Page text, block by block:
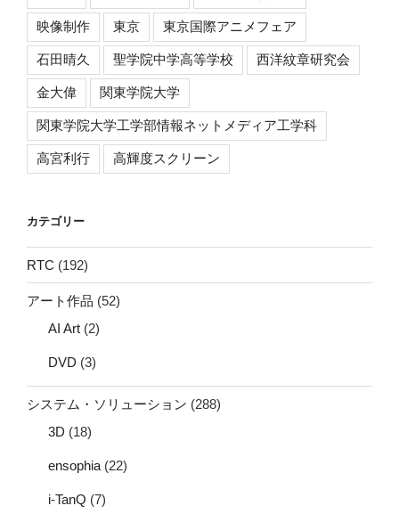
映像制作 東京 東京国際アニメフェア
石田晴久 聖学院中学高等学校 西洋紋章研究会
金大偉 関東学院大学
関東学院大学工学部情報ネットメディア工学科
高宮利行 高輝度スクリーン
カテゴリー
RTC (192)
アート作品 (52)
AI Art (2)
DVD (3)
システム・ソリューション (288)
3D (18)
ensophia (22)
i-TanQ (7)